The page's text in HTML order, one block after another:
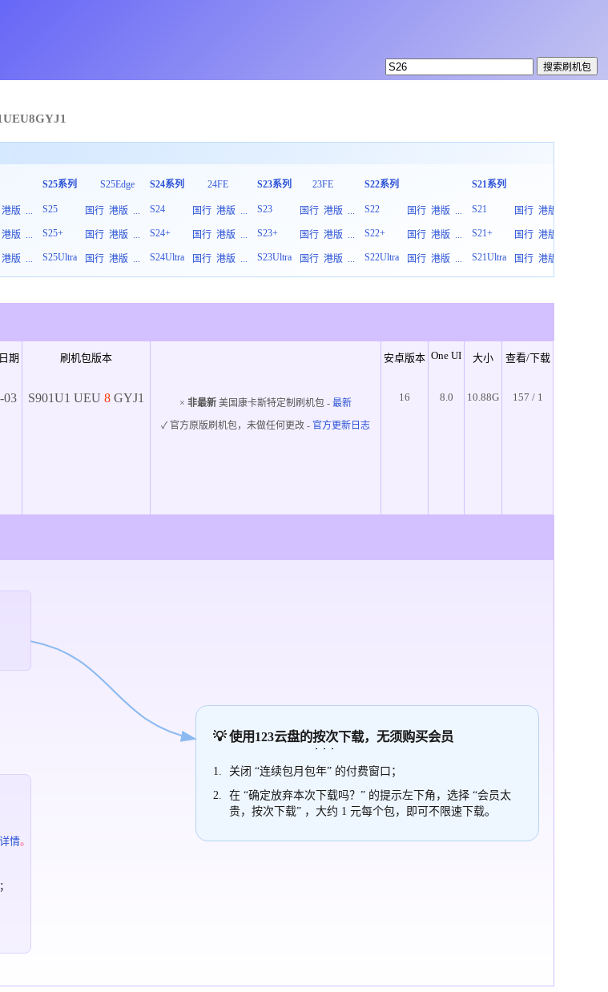
UEU8GYJ1
港版 ...
港版 ...
港版 ...
S25系列 S25Edge
S25 国行 港版 ...
S25+
国行 港版 ...
S25Ultra
国行 港版 ...
S24系列 24FE
S24 国行 港版 ...
S24+
国行 港版 ...
S24Ultra
国行 港版 ...
S23系列 23FE
S23 国行 港版 ...
S23+
国行 港版 ...
S23Ultra
国行 港版 ...
S22系列
S22 国行 港版 ...
S22+
国行 港版 ...
S22Ultra
国行 港版 ...
S21系列
S21 国行 港版
S21+
国行 港版
S21Ultra
国行 港版
期 刷机包版本 安卓版本 One UI 大小 查看/下载
03 S901U1 UEU 8 GYJ1 ×非最新 美国康卡斯特定制刷机包 -最新
✓ 官方原版刷机包，未做任何更改 - 官方更新日志
16 8.0 10.88G 157 / 1
详情。
；
💡 使用123云盘的按次下载，无须购买会员
关闭 “连续包月包年” 的付费窗口；
在 “确定放弃本次下载吗？” 的提示左下角，选择 “会员太
贵，按次下载” ，大约 1 元每个包，即可不限速下载。